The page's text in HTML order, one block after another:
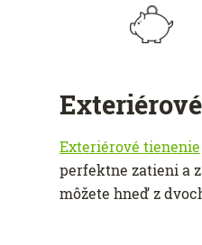
Exteriérové ​​tienenie
perfektne zatieni a
môžete hneď z